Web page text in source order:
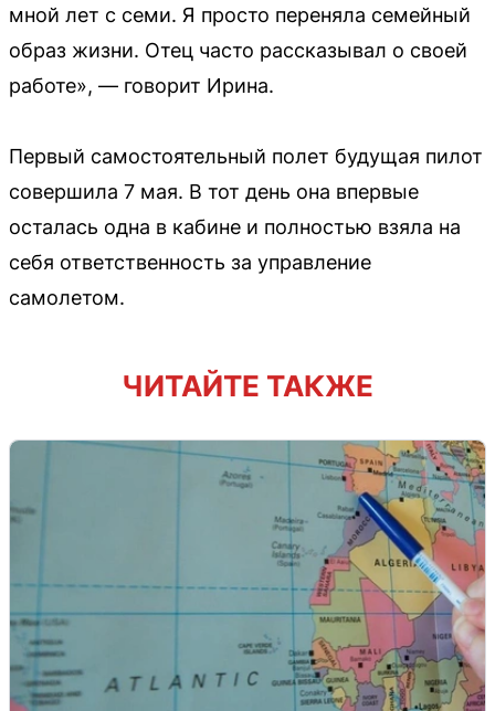
мной лет с семи. Я просто переняла семейный
образ жизни. Отец часто рассказывал о своей
работе», — говорит Ирина.
Первый самостоятельный полет будущая пилот
совершила 7 мая. В тот день она впервые
осталась одна в кабине и полностью взяла на
себя ответственность за управление
самолетом.
ЧИТАЙТЕ ТАКЖЕ